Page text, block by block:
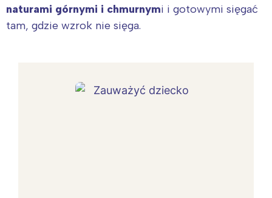
naturami górnymi i chmurnymi i gotowymi sięgać
tam, gdzie wzrok nie sięga.